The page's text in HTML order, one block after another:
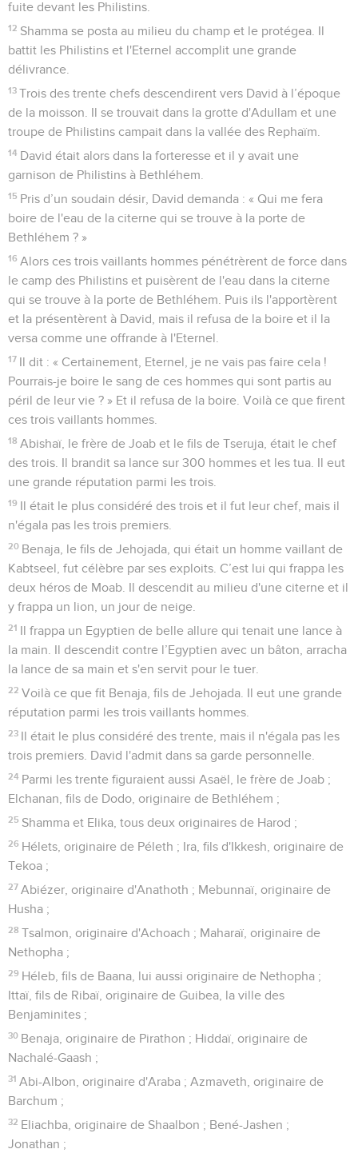
fuite devant les Philistins.
12 Shamma se posta au milieu du champ et le protégea. Il
battit les Philistins et l'Eternel accomplit une grande
délivrance.
13 Trois des trente chefs descendirent vers David à l’époque
de la moisson. Il se trouvait dans la grotte d'Adullam et une
troupe de Philistins campait dans la vallée des Rephaïm.
14 David était alors dans la forteresse et il y avait une
garnison de Philistins à Bethléhem.
15 Pris d’un soudain désir, David demanda : « Qui me fera
boire de l'eau de la citerne qui se trouve à la porte de
Bethléhem ? »
16 Alors ces trois vaillants hommes pénétrèrent de force dans
le camp des Philistins et puisèrent de l'eau dans la citerne
qui se trouve à la porte de Bethléhem. Puis ils l'apportèrent
et la présentèrent à David, mais il refusa de la boire et il la
versa comme une offrande à l'Eternel.
17 Il dit : « Certainement, Eternel, je ne vais pas faire cela !
Pourrais-je boire le sang de ces hommes qui sont partis au
péril de leur vie ? » Et il refusa de la boire. Voilà ce que firent
ces trois vaillants hommes.
18 Abishaï, le frère de Joab et le fils de Tseruja, était le chef
des trois. Il brandit sa lance sur 300 hommes et les tua. Il eut
une grande réputation parmi les trois.
19 Il était le plus considéré des trois et il fut leur chef, mais il
n'égala pas les trois premiers.
20 Benaja, le fils de Jehojada, qui était un homme vaillant de
Kabtseel, fut célèbre par ses exploits. C’est lui qui frappa les
deux héros de Moab. Il descendit au milieu d'une citerne et il
y frappa un lion, un jour de neige.
21 Il frappa un Egyptien de belle allure qui tenait une lance à
la main. Il descendit contre l’Egyptien avec un bâton, arracha
la lance de sa main et s'en servit pour le tuer.
22 Voilà ce que fit Benaja, fils de Jehojada. Il eut une grande
réputation parmi les trois vaillants hommes.
23 Il était le plus considéré des trente, mais il n'égala pas les
trois premiers. David l'admit dans sa garde personnelle.
24 Parmi les trente figuraient aussi Asaël, le frère de Joab ;
Elchanan, fils de Dodo, originaire de Bethléhem ;
25 Shamma et Elika, tous deux originaires de Harod ;
26 Hélets, originaire de Péleth ; Ira, fils d'Ikkesh, originaire de
Tekoa ;
27 Abiézer, originaire d'Anathoth ; Mebunnaï, originaire de
Husha ;
28 Tsalmon, originaire d'Achoach ; Maharaï, originaire de
Nethopha ;
29 Héleb, fils de Baana, lui aussi originaire de Nethopha ;
Ittaï, fils de Ribaï, originaire de Guibea, la ville des
Benjaminites ;
30 Benaja, originaire de Pirathon ; Hiddaï, originaire de
Nachalé-Gaash ;
31 Abi-Albon, originaire d'Araba ; Azmaveth, originaire de
Barchum ;
32 Eliachba, originaire de Shaalbon ; Bené-Jashen ;
Jonathan ;